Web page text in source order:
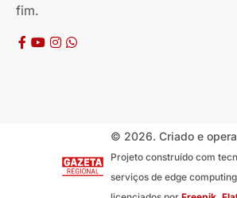
fim.
© 2026. Criado e
Projeto construído com
serviços de edge